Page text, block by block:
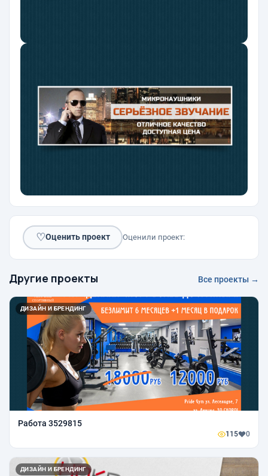
♡Оценить проект Оценили проект:
Другие проекты Все проекты →
ДИЗАЙН И БРЕНДИНГ
Работа 3529815
115 0
ДИЗАЙН И БРЕНДИНГ